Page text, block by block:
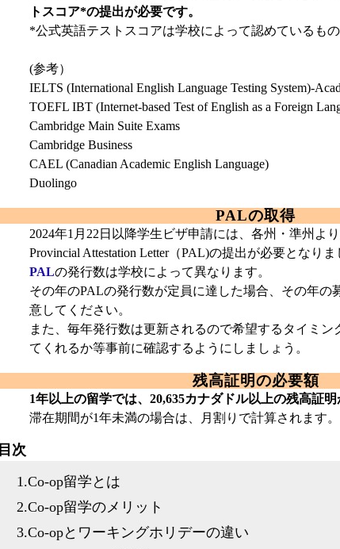
トスコア*の提出が必要です。
*公式英語テストスコアは学校によって認めているもの
(参考）
IELTS (International English Language Testing
TOEFL IBT (Internet-based Test of English as a Foreign
Cambridge Main Suite Exams
Cambridge Business
CAEL (Canadian Academic English Language)
Duolingo
PALの取得
2024年1月22日以降学生ビザ申請には、各州・準州よ
Provincial Attestation Letter（PAL)の提出が必要となりま
PALの発行数は学校によって異なります。
その年のPALの発行数が定員に達した場合、その年の
意してください。
また、毎年発行数は更新されるので希望するタイミン
てくれるか等事前に確認するようにしましょう。
残高証明の必要額
1年以上の留学では、20,635カナダドル以上の残高証明
滞在期間が1年未満の場合は、月割りで計算されます。
目次
1.Co-op留学とは
2.Co-op留学のメリット
3.Co-opとワーキングホリデーの違い